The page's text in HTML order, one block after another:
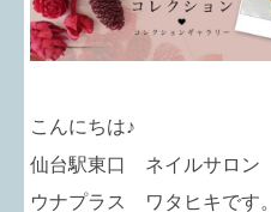
こんにちは♪
仙台駅東口 ネイルサロン
ウナプラス ワタヒキです。